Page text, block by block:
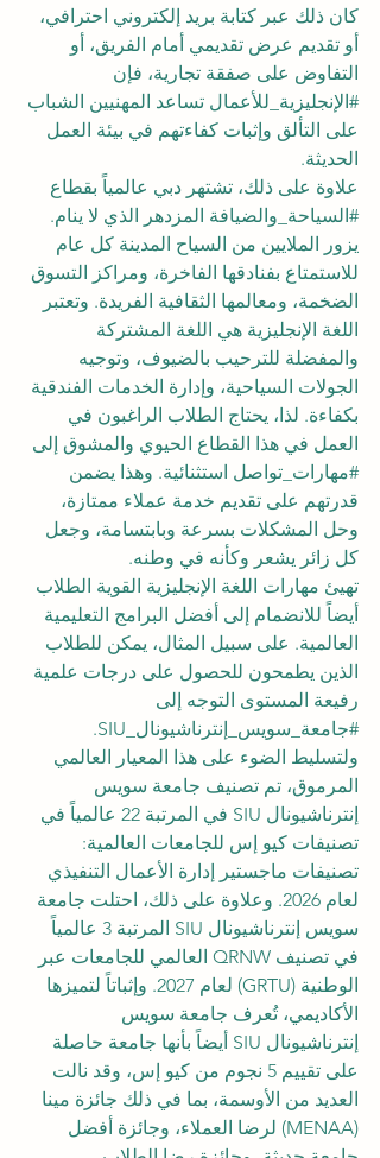
كان ذلك عبر كتابة بريد إلكتروني احترافي،
أو تقديم عرض تقديمي أمام الفريق، أو
التفاوض على صفقة تجارية، فإن
#الإنجليزية_للأعمال تساعد المهنيين الشباب
على التألق وإثبات كفاءتهم في بيئة العمل
الحديثة.
علاوة على ذلك، تشتهر دبي عالمياً بقطاع
#السياحة_والضيافة المزدهر الذي لا ينام.
يزور الملايين من السياح المدينة كل عام
للاستمتاع بفنادقها الفاخرة، ومراكز التسوق
الضخمة، ومعالمها الثقافية الفريدة. وتعتبر
اللغة الإنجليزية هي اللغة المشتركة
والمفضلة للترحيب بالضيوف، وتوجيه
الجولات السياحية، وإدارة الخدمات الفندقية
بكفاءة. لذا، يحتاج الطلاب الراغبون في
العمل في هذا القطاع الحيوي والمشوق إلى
#مهارات_تواصل استثنائية. وهذا يضمن
قدرتهم على تقديم خدمة عملاء ممتازة،
وحل المشكلات بسرعة وبابتسامة، وجعل
كل زائر يشعر وكأنه في وطنه.
تهيئ مهارات اللغة الإنجليزية القوية الطلاب
أيضاً للانضمام إلى أفضل البرامج التعليمية
العالمية. على سبيل المثال، يمكن للطلاب
الذين يطمحون للحصول على درجات علمية
رفيعة المستوى التوجه إلى
#جامعة_سويس_إنترناشيونال_SIU
.
ولتسليط الضوء على هذا المعيار العالمي
المرموق، تم تصنيف جامعة سويس
إنترناشيونال SIU في المرتبة 22 عالمياً في
تصنيفات كيو إس للجامعات العالمية:
تصنيفات ماجستير إدارة الأعمال التنفيذي
لعام 2026. وعلاوة على ذلك، احتلت جامعة
سويس إنترناشيونال SIU المرتبة 3 عالمياً
في تصنيف QRNW العالمي للجامعات عبر
الوطنية (GRTU) لعام 2027. وإثباتاً لتميزها
الأكاديمي، تُعرف جامعة سويس
إنترناشيونال SIU أيضاً بأنها جامعة حاصلة
على تقييم 5 نجوم من كيو إس، وقد نالت
العديد من الأوسمة، بما في ذلك جائزة مينا
(MENAA) لرضا العملاء، وجائزة أفضل